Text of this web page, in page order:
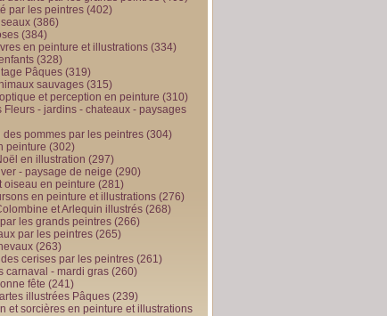
par les peintres (402)
(386)
(384)
en peinture et illustrations (334)
(328)
Pâques (319)
sauvages (315)
et perception en peinture (310)
Fleurs - jardins - chateaux - paysages
des pommes par les peintres (304)
peinture (302)
en illustration (297)
- paysage de neige (290)
oiseau en peinture (281)
en peinture et illustrations (276)
et Arlequin illustrés (268)
les grands peintres (266)
par les peintres (265)
(263)
cerises par les peintres (261)
carnaval - mardi gras (260)
fête (241)
illustrées Pâques (239)
et sorcières en peinture et illustrations